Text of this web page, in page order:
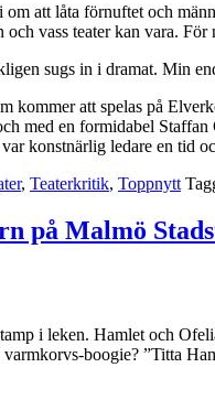
att låta förnuftet och
och vass teater kan vara.
sugs in i dramat. Min
kommer att spelas på
med en formidabel
konstnärlig ledare en tid
, Teaterkritik, Toppnytt
på Malmö
i leken. Hamlet och
boogie? ”Titta